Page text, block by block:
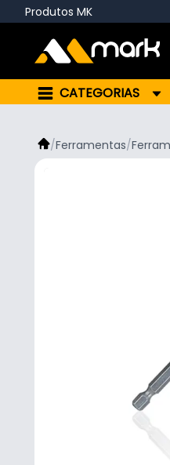
Produtos MK
CATEGORIAS
/Ferramentas/